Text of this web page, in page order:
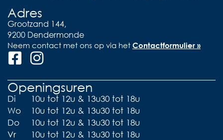
Adres
Grootzand 144,
9200 Dendermonde
Neem contact met ons op via het Contactformulier »
Openingsuren
Di
10u tot 12u & 13u30 tot 18u
Wo
10u tot 12u & 13u30 tot 18u
Do
10u tot 12u & 13u30 tot 18u
Vr
10u tot 12u & 13u30 tot 18u